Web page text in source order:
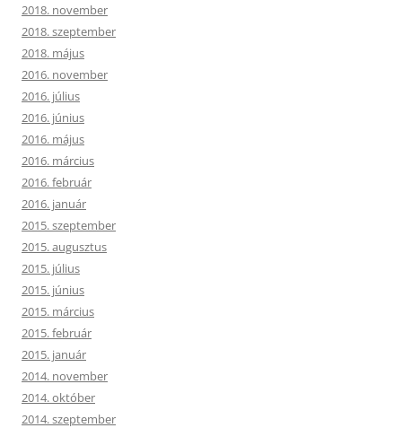
2018. november
2018. szeptember
2018. május
2016. november
2016. július
2016. június
2016. május
2016. március
2016. február
2016. január
2015. szeptember
2015. augusztus
2015. július
2015. június
2015. március
2015. február
2015. január
2014. november
2014. október
2014. szeptember